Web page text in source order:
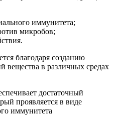
иммунитета;
микробов;
благодаря созданию
вещества в различных средах